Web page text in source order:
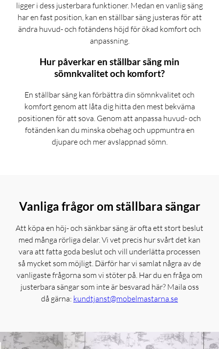
ligger i dess justerbara funktioner. Medan en vanlig säng
har en fast position, kan en ställbar säng justeras för att
ändra huvud- och fotändens höjd för ökad komfort och
anpassning.
Hur påverkar en ställbar säng min
sömnkvalitet och komfort?
En ställbar säng kan förbättra din sömnkvalitet och
komfort genom att låta dig hitta den mest bekväma
positionen för att sova. Genom att anpassa huvud- och
fotänden kan du minska obehag och uppmuntra en
djupare och mer avslappnad sömn.
Vanliga frågor om ställbara sängar
Att köpa en höj- och sänkbar säng är ofta ett stort beslut
med många rörliga delar. Vi vet precis hur svårt det kan
vara att fatta goda beslut och vill underlätta processen
så mycket som möjligt. Därför har vi samlat några av de
vanligaste frågorna som vi stöter på. Har du en fråga om
justerbara sängar som inte är besvarad här? Maila oss
då gärna: kundtjanst@mobelmastarna.se